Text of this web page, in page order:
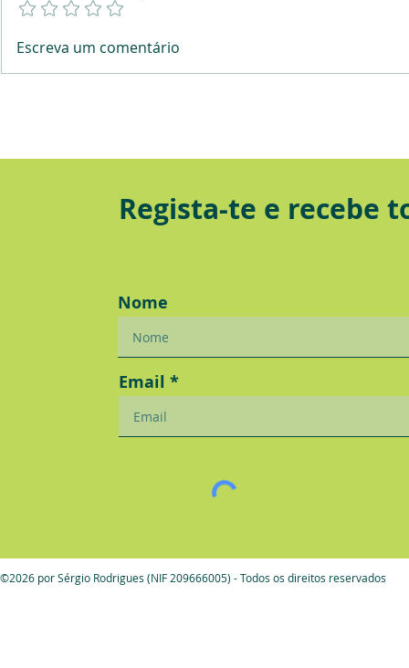
Literacia Financeira: O
benefício social com
Escreva um comentário
Regista-te e recebe
Nome
Email
©2026 por Sérgio Rodrigues (NIF 209666005) - Todos os direitos reservados